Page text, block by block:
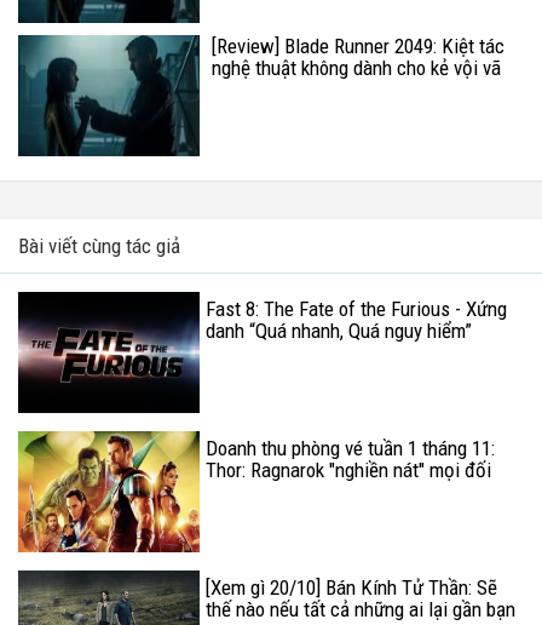
[Review] Blade Runner 2049: Kiệt tác
nghệ thuật không dành cho kẻ vội vã
Bài viết cùng tác giả
Fast 8: The Fate of the Furious - Xứng
danh “Quá nhanh, Quá nguy hiểm”
Doanh thu phòng vé tuần 1 tháng 11:
Thor: Ragnarok "nghiền nát" mọi đối
[Xem gì 20/10] Bán Kính Tử Thần: Sẽ
thế nào nếu tất cả những ai lại gần bạn